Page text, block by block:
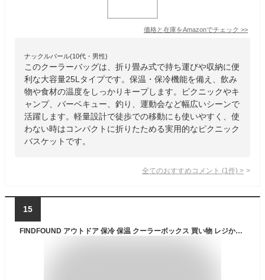
価格と在庫をAmazonでチェック >>
ナックルバール(10代・男性)
このクーラーバッグは、折り畳み式で持ち運びや収納に便
利な大容量25Lタイプです。保温・保冷機能を備え、飲み
物や食材の温度をしっかりキープします。ピクニックやキ
ャンプ、バーベキュー、釣り、運動会など幅広いシーンで
活躍します。軽量設計で徒歩での移動にも使いやすく、使
わない時はコンパクトに折りたためる実用的なピクニック
バスケットです。
全てのおすすめコメント (1 件) >
15
FINDFOUND アウトドア 保冷 保温 クーラーボックス 買い物 レジかご バッグ バスケット 大容量 30L 軽量 折り畳み 可 運動会 キャンプ ピクニック (ブラック)